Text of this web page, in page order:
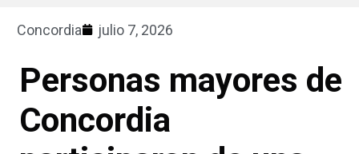
Concordia julio 7, 2026
Personas mayores de
Concordia